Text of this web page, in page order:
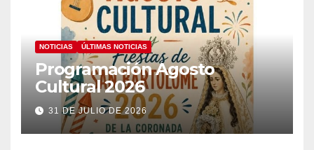
NOTICIAS ÚLTIMAS NOTICIAS
Programación Agosto
Cultural 2026
31 DE JULIO DE 2026